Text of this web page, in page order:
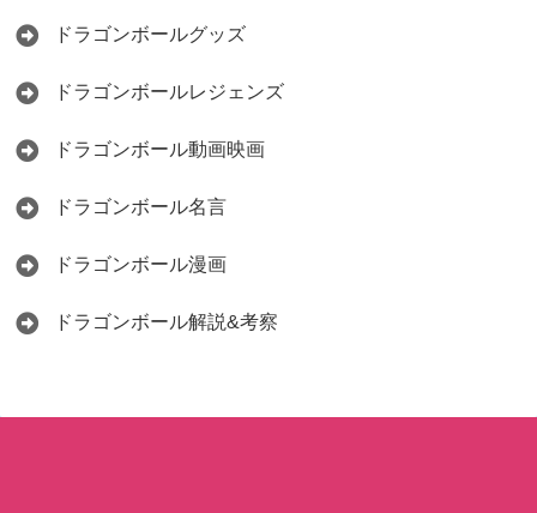
ドラゴンボールグッズ
ドラゴンボールレジェンズ
ドラゴンボール動画映画
ドラゴンボール名言
ドラゴンボール漫画
ドラゴンボール解説&考察